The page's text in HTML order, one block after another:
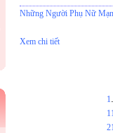
Những Người Phụ Nữ
Xem chi tiết
1.